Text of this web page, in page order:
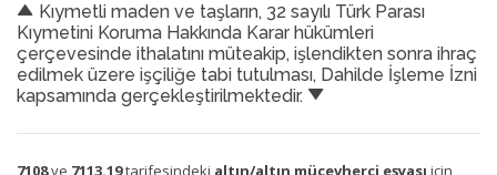
Kıymetli maden ve taşların, 32 sayılı Türk Parası
Kıymetini Koruma Hakkında Karar hükümleri
çerçevesinde ithalatını müteakip, işlendikten sonra ihraç
edilmek üzere işçiliğe tabi tutulması, Dahilde İşleme İzni
kapsamında gerçekleştirilmektedir.
7108ve 7113.19tarifesindeki altın/altın mücevherci eşyası için